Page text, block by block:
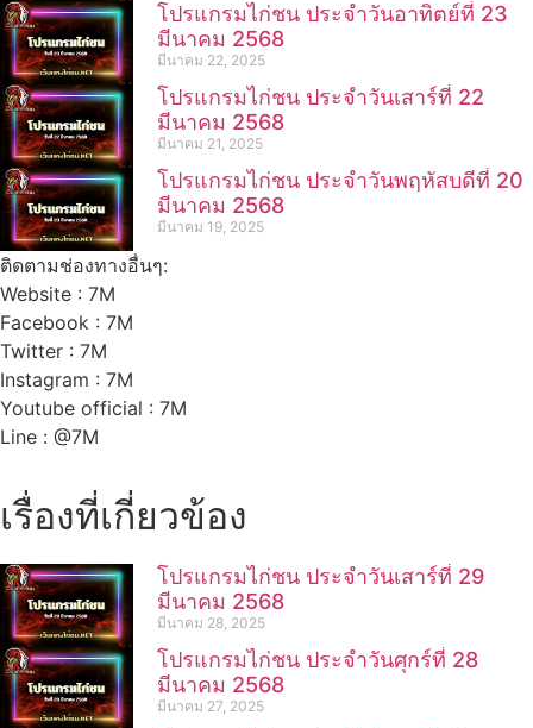
โปรแกรมไก่ชน ประจำวันอาทิตย์ที่ 23
มีนาคม 2568
มีนาคม 22, 2025
โปรแกรมไก่ชน ประจำวันเสาร์ที่ 22
มีนาคม 2568
มีนาคม 21, 2025
โปรแกรมไก่ชน ประจำวันพฤหัสบดีที่ 20
มีนาคม 2568
มีนาคม 19, 2025
ติดตามช่องทางอื่นๆ:
Website : 7M
Facebook : 7M
Twitter : 7M
Instagram : 7M
Youtube official : 7M
Line : @7M
เรื่องที่เกี่ยวข้อง
โปรแกรมไก่ชน ประจำวันเสาร์ที่ 29
มีนาคม 2568
มีนาคม 28, 2025
โปรแกรมไก่ชน ประจำวันศุกร์ที่ 28
มีนาคม 2568
มีนาคม 27, 2025